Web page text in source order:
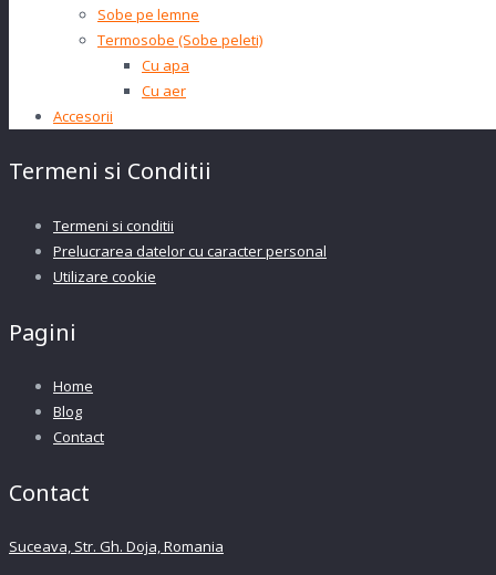
Sobe pe lemne
Termosobe (Sobe peleti)
Cu apa
Cu aer
Accesorii
Termeni si Conditii
Termeni si conditii
Prelucrarea datelor cu caracter personal
Utilizare cookie
Pagini
Home
Blog
Contact
Contact
Suceava, Str. Gh. Doja, Romania